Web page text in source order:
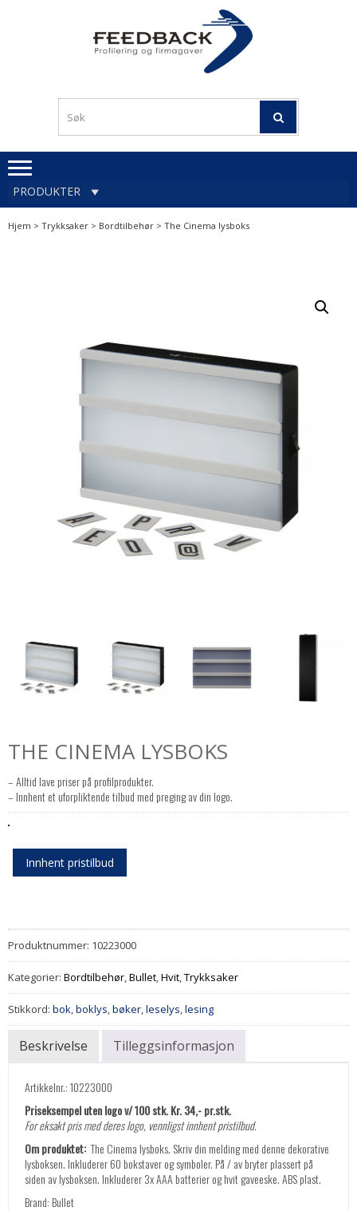
PRODUKTER
Hjem > Trykksaker > Bordtilbehør > The Cinema lysboks
THE CINEMA LYSBOKS
– Alltid lave priser på profilprodukter.
– Innhent et uforpliktende tilbud med preging av din logo.
Innhent pristilbud
Produktnummer: 10223000
Kategorier: Bordtilbehør,Bullet,Hvit,Trykksaker
Stikkord: bok,boklys,bøker,leselys,lesing
Beskrivelse Tilleggsinformasjon
Artikkelnr.: 10223000
Priseksempel uten logo v/ 100 stk. Kr. 34,- pr.stk.
For eksakt pris med deres logo, vennligst innhent pristilbud.
Om produktet: The Cinema lysboks. Skriv din melding med denne dekorative
lysboksen. Inkluderer 60 bokstaver og symboler. På / av bryter plassert på
siden av lysboksen. Inkluderer 3x AAA batterier og hvit gaveeske. ABS plast.
Brand: Bullet